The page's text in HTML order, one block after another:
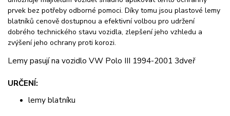
prvek bez potřeby odborné pomoci. Díky tomu jsou plastové lemy
blatníků cenově dostupnou a efektivní volbou pro udržení
dobrého technického stavu vozidla, zlepšení jeho vzhledu a
zvýšení jeho ochrany proti korozi.
Lemy pasují na vozidlo VW Polo III 1994-2001 3dveř
URČENÍ:
lemy blatníku